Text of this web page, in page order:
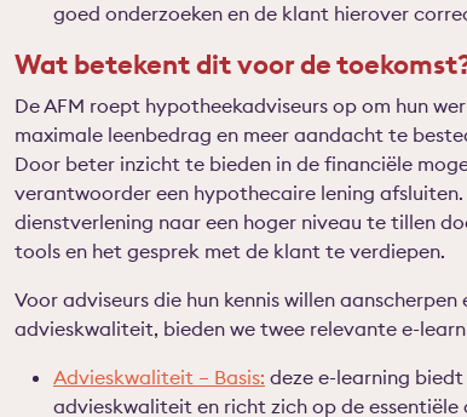
goed onderzoeken en de klant hierover
Wat betekent dit voor de
De AFM roept hypotheekadviseurs op om hun
maximale leenbedrag en meer aandacht te
Door beter inzicht te bieden in de financiële
verantwoorder een hypothecaire lening
dienstverlening naar een hoger niveau te tillen
tools en het gesprek met de klant te verdiepen.
Voor adviseurs die hun kennis willen
advieskwaliteit, bieden we twee relevante e-
Advieskwaliteit – Basis: deze e-learning
advieskwaliteit en richt zich op de